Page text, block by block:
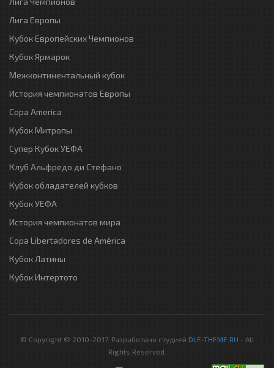
Лига Европы
Кубок Европейских Чемпионов
Кубок Ярмарок
Межконтинентальный кубок
История чемпионатов Европы
Copa America
Кубок Митропы
Супер Кубок УЕФА
Клуб Альфредо ди Стефано
Кубок обладателей кубков
Кубок УЕФА
История чемпионатов мира
Copa Libertadores de América
Кубок Латины
Кубок Интертото
© Copyright © 2010-2017. Разработано студией DLE-THEME.RU - All
Rights Reserved.